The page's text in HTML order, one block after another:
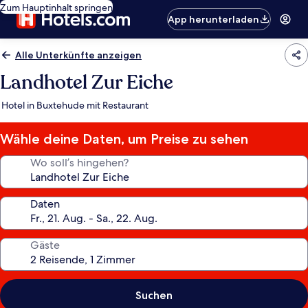
Zum Hauptinhalt springen
App herunterladen
Alle Unterkünfte anzeigen
Landhotel Zur Eiche
Hotel in Buxtehude mit Restaurant
Wähle deine Daten, um Preise zu sehen
Wo soll’s hingehen?
Daten
Gäste
Suchen